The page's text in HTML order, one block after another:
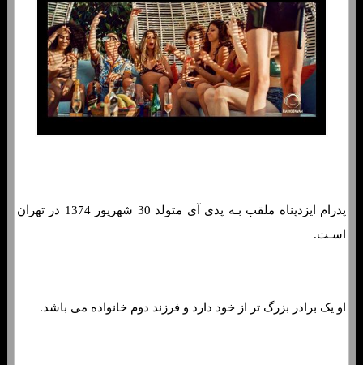
پدرام ایزدپناه ملقب بـه پدی آی متولد 30 شهریور 1374 در تهران
اسـت.
او یک برادر بزرگ تر از خود دارد و فرزند دوم خانواده می باشد.